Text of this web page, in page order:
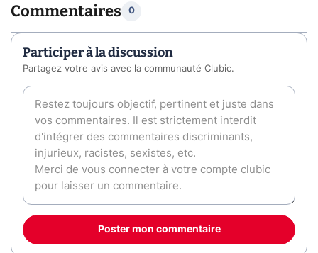
Commentaires 0
Participer à la discussion
Partagez votre avis avec la communauté Clubic.
Poster mon commentaire